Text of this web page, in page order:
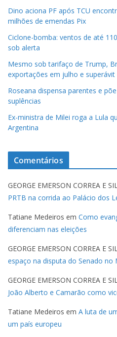
Dino aciona PF após TCU
milhões de emendas Pix
Ciclone-bomba: ventos de até
sob alerta
Mesmo sob tarifaço de Trump,
exportações em julho e superávit
Roseana dispensa parentes e
suplências
Ex-ministra de Milei roga a Lula
Argentina
Comentários
GEORGE EMERSON CORREA E
PRTB na corrida ao Palácio dos
Tatiane Medeiros em Como
diferenciam nas eleições
GEORGE EMERSON CORREA E
espaço na disputa do Senado no
GEORGE EMERSON CORREA E
João Alberto e Camarão como
Tatiane Medeiros em A luta de
um país europeu